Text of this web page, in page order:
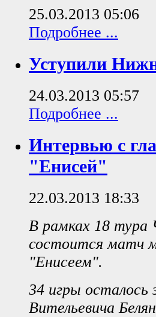
25.03.2013 05:06
Подробнее ...
Уступили
24.03.2013 05:57
Подробнее ...
Интервью с
"Енисей"
22.03.2013 18:33
В рамках 18
состоится матч
"Енисеем".
34 игры осталось
Вительевича